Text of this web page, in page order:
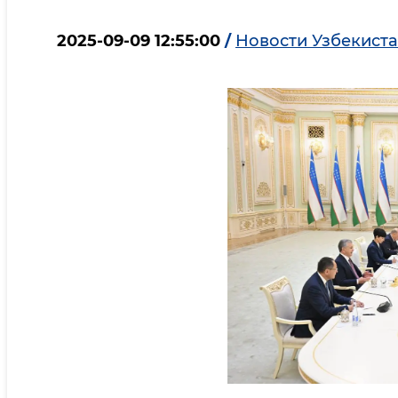
2025-09-09 12:55:00 / Новости